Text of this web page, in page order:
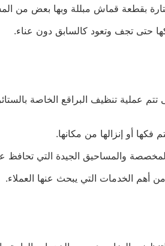
بقطعة قماش مبللة وبها بعض من
حتى تجف وتعود كالسابق دون عناء.
عملية تنظيف البراقع الخاصة
فكها أو إنزالها من مكانها.
والمساحيق الجيدة التي تحافظ
أهم الخدمات التي يبحث عنها العملاء.